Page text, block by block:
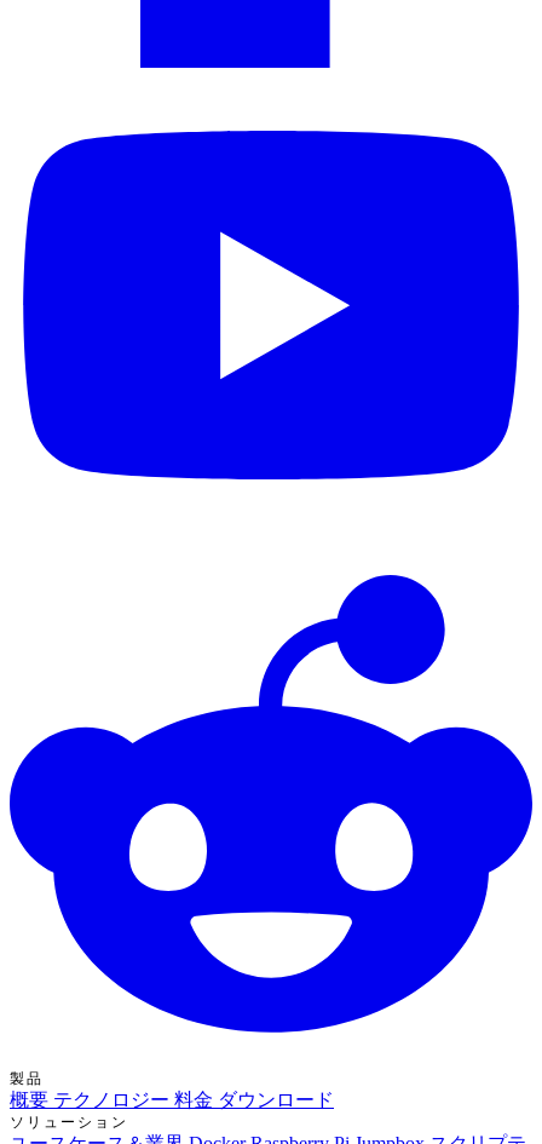
製品
概要 テクノロジー 料金 ダウンロード
ソリューション